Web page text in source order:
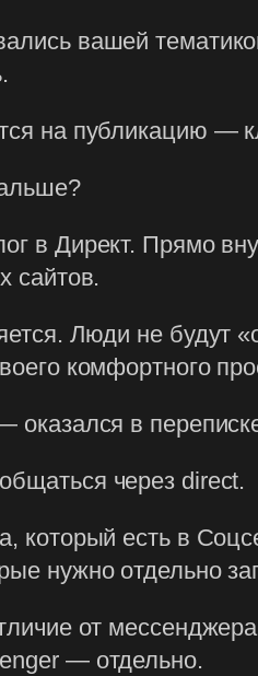
вашей
на публикацию —
в Директ. Прямо
сайтов.
Люди не будут
комфортного
оказался в
через direct.
который есть в
нужно отдельно
от
— отдельно.